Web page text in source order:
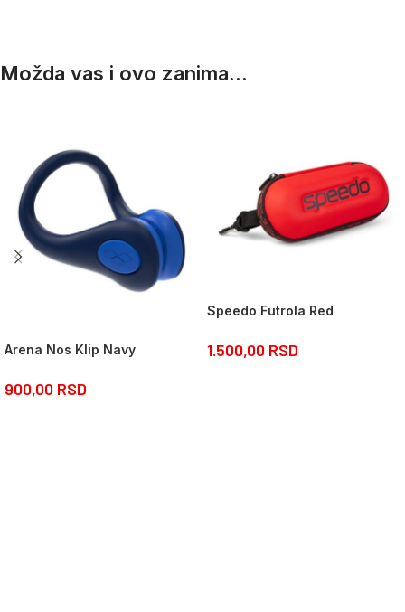
Možda vas i ovo zanima...
Arena Nos Klip Navy
900,00 RSD
Speedo Futrola Red
1.500,00 RSD